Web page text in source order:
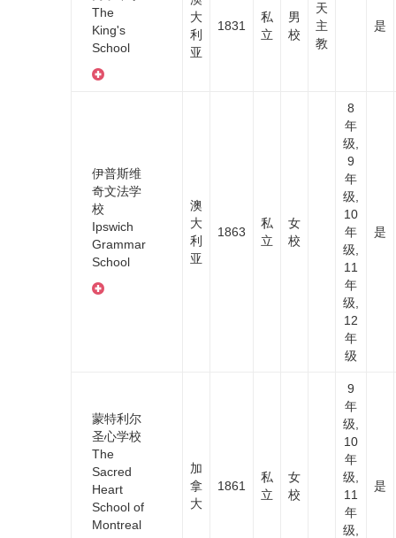
The
King's
School
大
利
亚
1831
私
立
男
校
天
主
教
是
伊普斯维
奇文法学
校
Ipswich
Grammar
School
澳
大
利
亚
1863
私
立
女
校
8
年
级,
9
年
级,
10
年
级,
11
年
级,
12
年
级
是
蒙特利尔
圣心学校
The
Sacred
Heart
School of
Montreal
加
拿
大
1861
私
立
女
校
9
年
级,
10
年
级,
11
年
级,
是